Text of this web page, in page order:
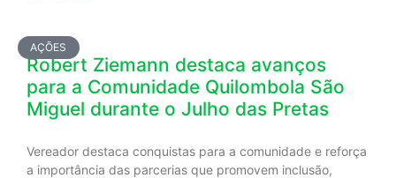
AÇÕES
Robert Ziemann destaca avanços
para a Comunidade Quilombola São
Miguel durante o Julho das Pretas
Vereador destaca conquistas para a comunidade e reforça
a importância das parcerias que promovem inclusão,